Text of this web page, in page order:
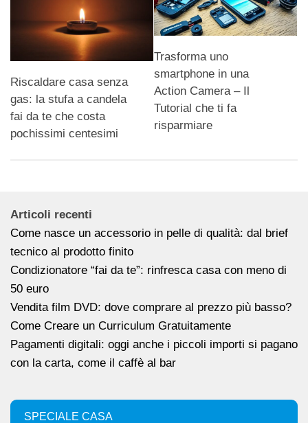
Riscaldare casa senza
gas: la stufa a candela
fai da te che costa
pochissimi centesimi
Trasforma uno
smartphone in una
Action Camera – Il
Tutorial che ti fa
risparmiare
Articoli recenti
Come nasce un accessorio in pelle di qualità: dal brief
tecnico al prodotto finito
Condizionatore “fai da te”: rinfresca casa con meno di
50 euro
Vendita film DVD: dove comprare al prezzo più basso?
Come Creare un Curriculum Gratuitamente
Pagamenti digitali: oggi anche i piccoli importi si pagano
con la carta, come il caffè al bar
SPECIALE CASA